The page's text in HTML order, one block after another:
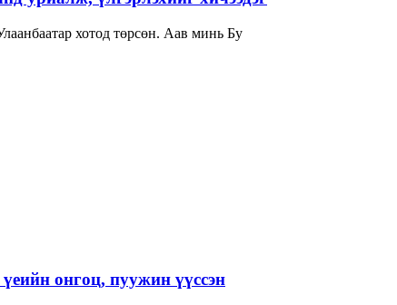
товч танилцуулаач? -Би 1982 онд Улаанбаатар хотод төрсөн. Аав минь Бу
онгоц, пуужин үүссэн